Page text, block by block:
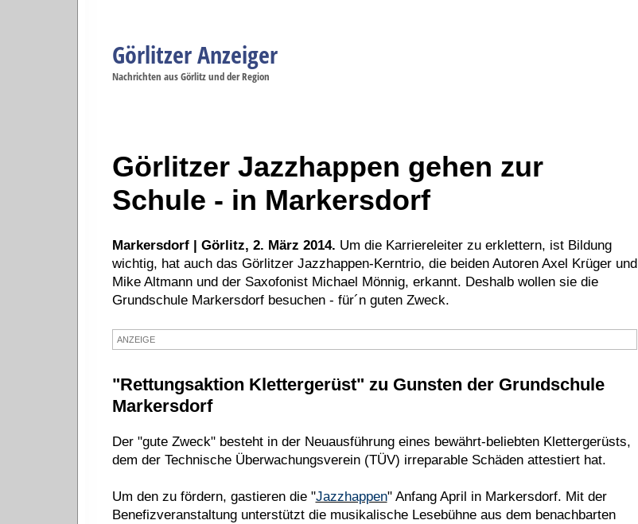
Görlitzer Anzeiger
Nachrichten aus Görlitz und der Region
Görlitzer Jazzhappen gehen zur
Schule - in Markersdorf
Markersdorf | Görlitz, 2. März 2014. Um die Karriereleiter zu erklettern, ist Bildung
wichtig, hat auch das Görlitzer Jazzhappen-Kerntrio, die beiden Autoren Axel Krüger und
Mike Altmann und der Saxofonist Michael Mönnig, erkannt. Deshalb wollen sie die
Grundschule Markersdorf besuchen - für´n guten Zweck.
ANZEIGE
"Rettungsaktion Klettergerüst" zu Gunsten der Grundschule
Markersdorf
Der "gute Zweck" besteht in der Neuausführung eines bewährt-beliebten Klettergerüsts,
dem der Technische Überwachungsverein (TÜV) irreparable Schäden attestiert hat.
Um den zu fördern, gastieren die "Jazzhappen" Anfang April in Markersdorf. Mit der
Benefizveranstaltung unterstützt die musikalische Lesebühne aus dem benachbarten